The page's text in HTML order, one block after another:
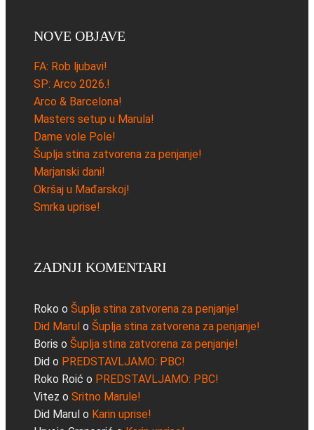
NOVE OBJAVE
FA: Rob ljubavi!
SP: Arco 2026.!
Arco & Barcelona!
Masters setup u Marula!
Dame vole Pole!
Šuplja stina zatvorena za penjanje!
Marjanski dani!
Okršaj u Mađarskoj!
Smrka uprise!
ZADNJI KOMENTARI
Roko o Šuplja stina zatvorena za penjanje!
Did Marul o Šuplja stina zatvorena za penjanje!
Boris o Šuplja stina zatvorena za penjanje!
Did o PREDSTAVLJAMO: PBC!
Roko Roić o PREDSTAVLJAMO: PBC!
Vitez o Sritno Marule!
Did Marul o Karin uprise!